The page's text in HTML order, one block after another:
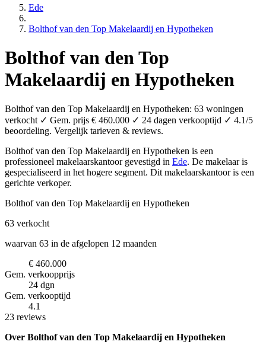
Ede
Bolthof van den Top Makelaardij en Hypotheken
Bolthof van den Top
Makelaardij en Hypotheken
Bolthof van den Top Makelaardij en Hypotheken: 63 woningen
verkocht ✓ Gem. prijs € 460.000 ✓ 24 dagen verkooptijd ✓ 4.1/5
beoordeling. Vergelijk tarieven & reviews.
Bolthof van den Top Makelaardij en Hypotheken is een
professioneel makelaarskantoor gevestigd in Ede. De makelaar is
gespecialiseerd in het hogere segment. Dit makelaarskantoor is een
gerichte verkoper.
Bolthof van den Top Makelaardij en Hypotheken
63 verkocht
waarvan 63 in de afgelopen 12 maanden
€ 460.000
Gem. verkoopprijs
24 dgn
Gem. verkooptijd
4.1
23 reviews
Over Bolthof van den Top Makelaardij en Hypotheken